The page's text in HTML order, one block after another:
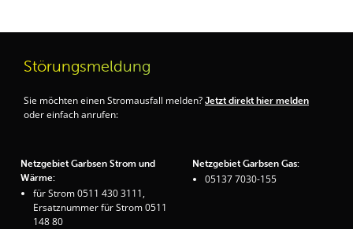
Störungsmeldung
Sie möchten einen Stromausfall melden? Jetzt direkt hier melden
oder einfach anrufen:
Netzgebiet Garbsen Strom und
Wärme:
für Strom 0511 430 3111,
Ersatznummer für Strom 0511
148 80
Netzgebiet Garbsen Gas:
05137 7030-155